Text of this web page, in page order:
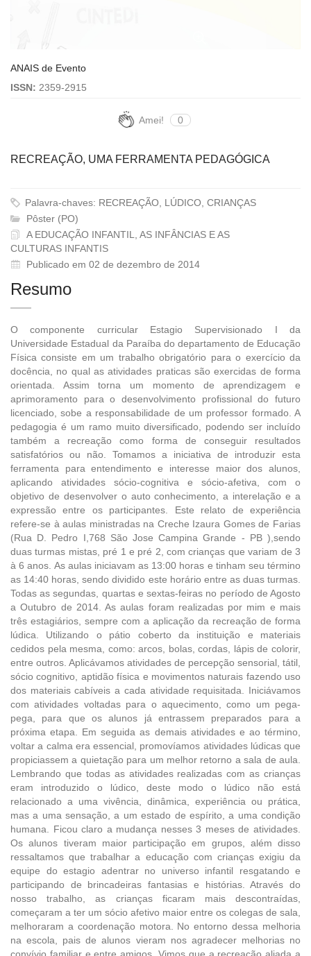
ANAIS de Evento
ISSN: 2359-2915
Amei! 0
RECREAÇÃO, UMA FERRAMENTA PEDAGÓGICA
Palavra-chaves: RECREAÇÃO, LÚDICO, CRIANÇAS
Pôster (PO)
A EDUCAÇÃO INFANTIL, AS INFÂNCIAS E AS
CULTURAS INFANTIS
Publicado em 02 de dezembro de 2014
Resumo
O componente curricular Estagio Supervisionado I da
Universidade Estadual da Paraíba do departamento de Educação
Física consiste em um trabalho obrigatório para o exercício da
docência, no qual as atividades praticas são exercidas de forma
orientada. Assim torna um momento de aprendizagem e
aprimoramento para o desenvolvimento profissional do futuro
licenciado, sobe a responsabilidade de um professor formado. A
pedagogia é um ramo muito diversificado, podendo ser incluído
também a recreação como forma de conseguir resultados
satisfatórios ou não. Tomamos a iniciativa de introduzir esta
ferramenta para entendimento e interesse maior dos alunos,
aplicando atividades sócio-cognitiva e sócio-afetiva, com o
objetivo de desenvolver o auto conhecimento, a interelação e a
expressão entre os participantes. Este relato de experiência
refere-se à aulas ministradas na Creche Izaura Gomes de Farias
(Rua D. Pedro I,768 São Jose Campina Grande - PB ),sendo
duas turmas mistas, pré 1 e pré 2, com crianças que variam de 3
à 6 anos. As aulas iniciavam as 13:00 horas e tinham seu término
as 14:40 horas, sendo dividido este horário entre as duas turmas.
Todas as segundas, quartas e sextas-feiras no período de Agosto
a Outubro de 2014. As aulas foram realizadas por mim e mais
três estagiários, sempre com a aplicação da recreação de forma
lúdica. Utilizando o pátio coberto da instituição e materiais
cedidos pela mesma, como: arcos, bolas, cordas, lápis de colorir,
entre outros. Aplicávamos atividades de percepção sensorial, tátil,
sócio cognitivo, aptidão física e movimentos naturais fazendo uso
dos materiais cabíveis a cada atividade requisitada. Iniciávamos
com atividades voltadas para o aquecimento, como um pega-
pega, para que os alunos já entrassem preparados para a
próxima etapa. Em seguida as demais atividades e ao término,
voltar a calma era essencial, promovíamos atividades lúdicas que
propiciassem a quietação para um melhor retorno a sala de aula.
Lembrando que todas as atividades realizadas com as crianças
eram introduzido o lúdico, deste modo o lúdico não está
relacionado a uma vivência, dinâmica, experiência ou prática,
mas a uma sensação, a um estado de espírito, a uma condição
humana. Ficou claro a mudança nesses 3 meses de atividades.
Os alunos tiveram maior participação em grupos, além disso
ressaltamos que trabalhar a educação com crianças exigiu da
equipe do estagio adentrar no universo infantil resgatando e
participando de brincadeiras fantasias e histórias. Através do
nosso trabalho, as crianças ficaram mais descontraídas,
começaram a ter um sócio afetivo maior entre os colegas de sala,
melhoraram a coordenação motora. No entorno dessa melhoria
na escola, pais de alunos vieram nos agradecer melhorias no